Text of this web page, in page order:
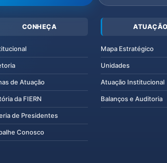
CONHEÇA
de Atuação
da FIERN
de Presidentes
Conosco
ATUAÇÃO
Mapa Estratégico
Unidades
Atuação Institucional
Balanços e Auditoria